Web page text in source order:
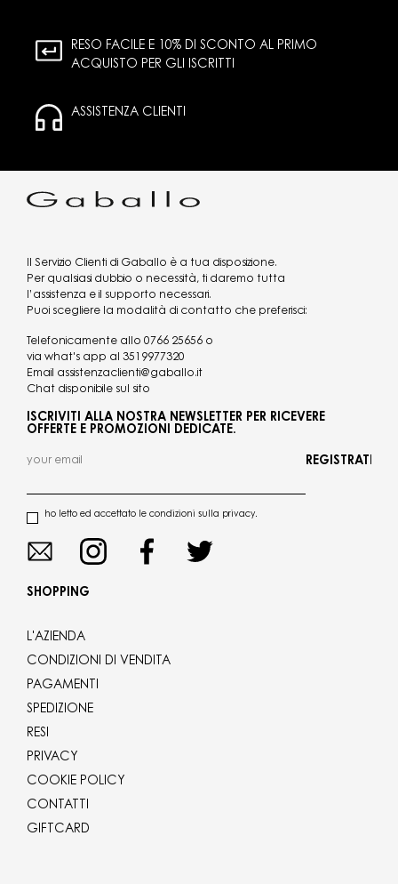
RESO FACILE E 10% DI SCONTO AL PRIMO
ACQUISTO PER GLI ISCRITTI
ASSISTENZA CLIENTI
Il Servizio Clienti di Gaballo è a tua disposizione.
Per qualsiasi dubbio o necessità, ti daremo tutta
l’assistenza e il supporto necessari.
Puoi scegliere la modalità di contatto che preferisci:
Telefonicamente allo 0766 25656 o
via what's app al 3519977320
Email assistenzaclienti@gaballo.it
Chat disponibile sul sito
ISCRIVITI ALLA NOSTRA NEWSLETTER PER RICEVERE
OFFERTE E PROMOZIONI DEDICATE.
ho letto ed accettato le condizioni sulla privacy.
REGISTRATI
SHOPPING
L'AZIENDA
CONDIZIONI DI VENDITA
PAGAMENTI
SPEDIZIONE
RESI
PRIVACY
COOKIE POLICY
CONTATTI
GIFTCARD